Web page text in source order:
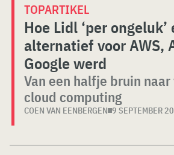
TOPARTIKEL
Hoe Lidl ‘per ongeluk’
alternatief voor AWS,
Google werd
Van een halfje bruin
cloud computing
COEN VAN EENBERGEN 9 SEPTEMBER